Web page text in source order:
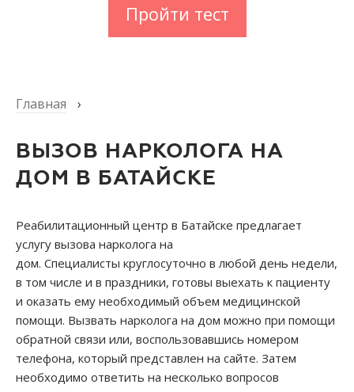
Пройти тест
Главная ›
ВЫЗОВ НАРКОЛОГА НА
ДОМ В БАТАЙСКЕ
Реабилитационный центр в Батайске предлагает
услугу вызова нарколога на
дом. Специалисты круглосуточно в любой день недели,
в том числе и в праздники, готовы выехать к пациенту
и оказать ему необходимый объем медицинской
помощи. Вызвать нарколога на дом можно при помощи
обратной связи или, воспользовавшись номером
телефона, который представлен на сайте. Затем
необходимо ответить на несколько вопросов